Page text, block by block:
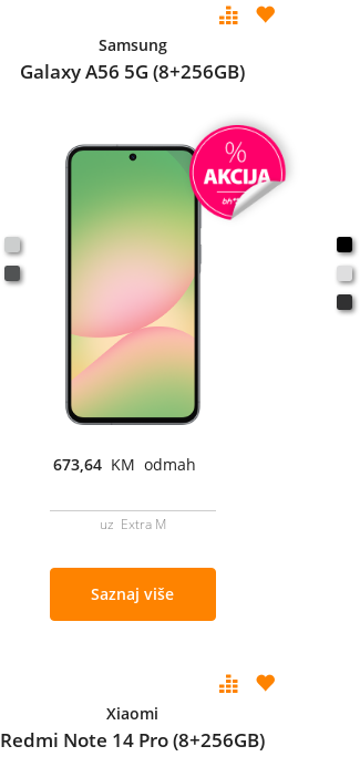
Samsung
Galaxy A56 5G (8+256GB)
673,64 KM odmah
uz Extra M
Saznaj više
Xiaomi
Redmi Note 14 Pro (8+256GB)